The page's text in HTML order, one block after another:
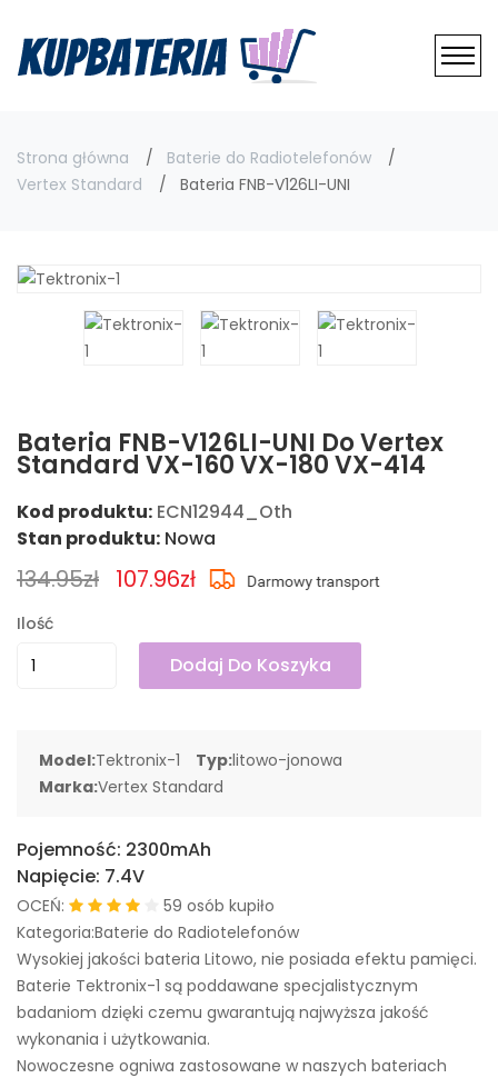
Strona główna
Baterie do Radiotelefonów
Vertex Standard
Bateria FNB-V126LI-UNI
Bateria FNB-V126LI-UNI Do Vertex
Standard VX-160 VX-180 VX-414
Kod produktu: ECN12944_Oth
Stan produktu: Nowa
134.95zł 107.96zł
Ilość
Dodaj Do Koszyka
Model:Tektronix-1 Typ:litowo-jonowa
Marka:Vertex Standard
Pojemność: 2300mAh
Napięcie: 7.4V
OCEŃ:
59 osób kupiło
Kategoria:Baterie do Radiotelefonów
Wysokiej jakości bateria Litowo, nie posiada efektu pamięci.
Baterie Tektronix-1 są poddawane specjalistycznym
badaniom dzięki czemu gwarantują najwyższa jakość
wykonania i użytkowania.
Nowoczesne ogniwa zastosowane w naszych bateriach